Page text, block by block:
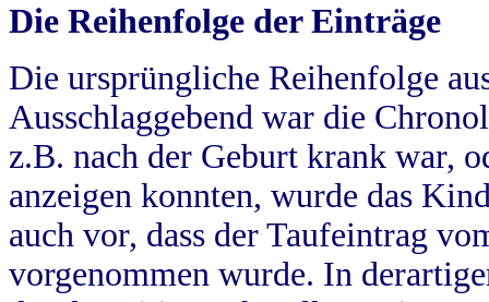
Die Reihenfolge der Einträge
Die ursprüngliche Reihenfolge
Ausschlaggebend war die
z.B. nach der Geburt krank war,
anzeigen konnten, wurde das
auch vor, dass der Taufeintrag
vorgenommen wurde. In